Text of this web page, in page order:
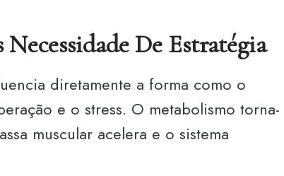
De Estratégia
diretamente a forma como o
e o stress. O metabolismo torna-
muscular acelera e o sistema